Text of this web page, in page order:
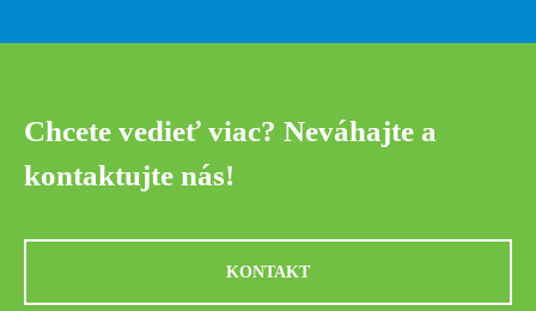
Chcete vedieť viac? Neváhajte a
kontaktujte nás!
KONTAKT